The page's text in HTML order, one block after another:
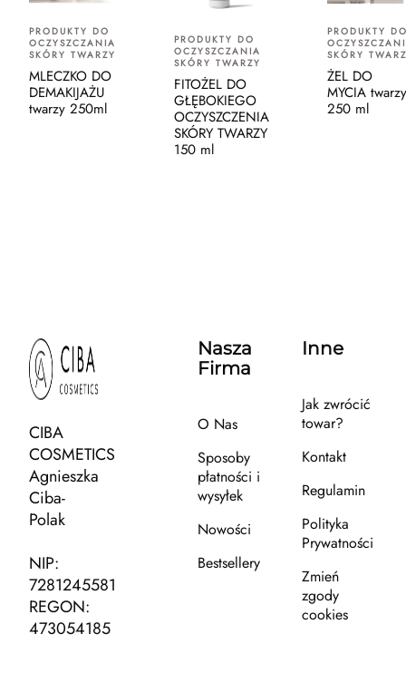
PRODUKTY DO
OCZYSZCZANIA
SKÓRY TWARZY
MLECZKO DO
DEMAKIJAŻU
twarzy 250ml
PRODUKTY DO
OCZYSZCZANIA
SKÓRY TWARZY
FITOŻEL DO
GŁĘBOKIEGO
OCZYSZCZENIA
SKÓRY TWARZY
150 ml
PRODUKTY
SKÓRY
ŻEL DO
MYCIA twarzy
250 ml
CIBA
COSMETICS
Agnieszka
Ciba-
Polak
NIP:
7281245581
REGON:
473054185
Nasza
Firma
O Nas
Sposoby
płatności i
wysyłek
Nowości
Bestsellery
Inne
Jak zwrócić
towar?
Kontakt
Regulamin
Polityka
Prywatności
Zmień
zgody
cookies